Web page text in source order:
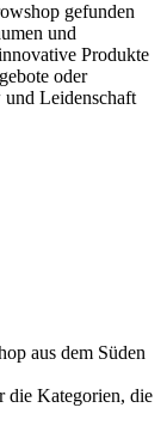
gefunden
und
Produkte
oder
Leidenschaft
aus dem Süden
die Kategorien, die